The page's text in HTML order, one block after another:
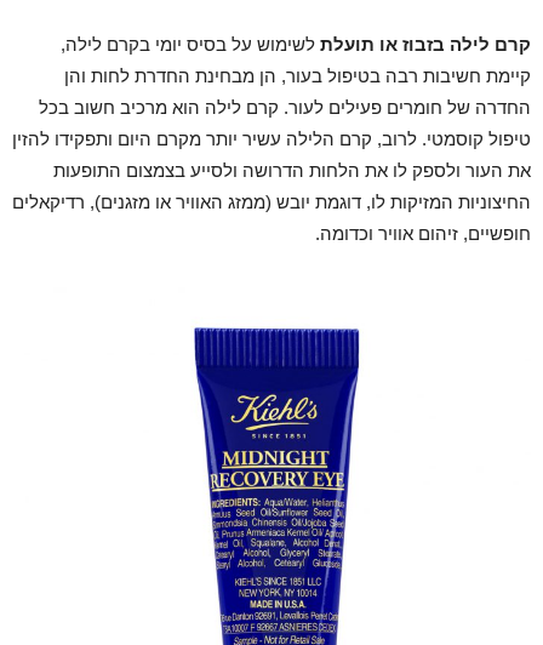
קרם לילה בזבוז או תועלת לשימוש על בסיס יומי בקרם לילה,
קיימת חשיבות רבה בטיפול בעור, הן מבחינת החדרת לחות והן
החדרה של חומרים פעילים לעור. קרם לילה הוא מרכיב חשוב בכל
טיפול קוסמטי. לרוב, קרם הלילה עשיר יותר מקרם היום ותפקידו להזין
את העור ולספק לו את הלחות הדרושה ולסייע בצמצום התופעות
החיצוניות המזיקות לו, דוגמת יובש (ממזג האוויר או מזגנים), רדיקאלים
חופשיים, זיהום אוויר וכדומה.